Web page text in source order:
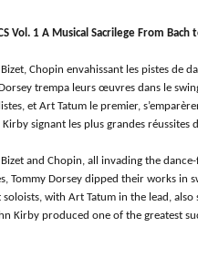
Vol. 1 A Musical Sacrilege From Bach
Chopin envahissant les pistes de
trempa leurs œuvres dans le
et Art Tatum le premier,
signant les plus grandes réussites
Bizet and Chopin, all invading the
Tommy Dorsey dipped their works in
soloists, with Art Tatum in the lead,
Kirby produced one of the greatest